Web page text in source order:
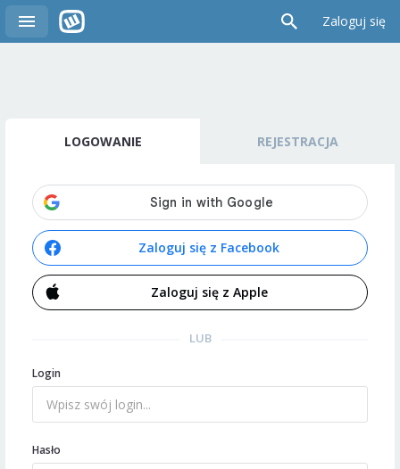
Zaloguj się
LOGOWANIE REJESTRACJA
Zaloguj się z Facebook
Zaloguj się z Apple
LUB
Login
Hasło